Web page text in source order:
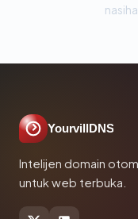
YourvillDNS
Intelijen domain
untuk web terbuka.